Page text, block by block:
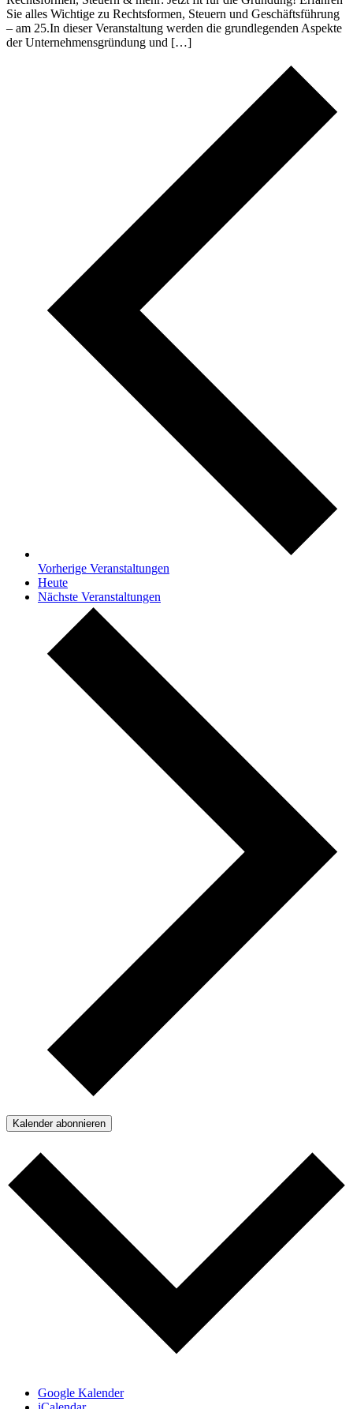
Sie alles Wichtige zu Rechtsformen, Steuern und Geschäftsführung
– am 25.In dieser Veranstaltung werden die grundlegenden Aspekte
der Unternehmensgründung und […]
Vorherige Veranstaltungen
Heute
Nächste Veranstaltungen
Kalender abonnieren
Google Kalender